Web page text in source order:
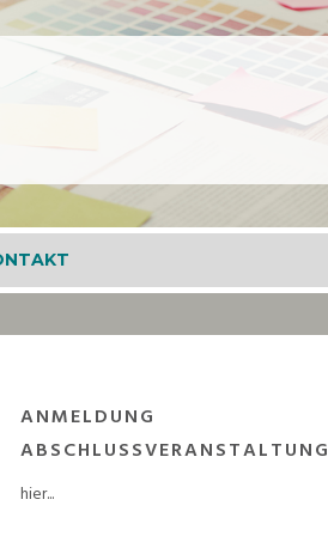
ANMELDUNG
ABSCHLUSSVERANSTALTUNG
hier...